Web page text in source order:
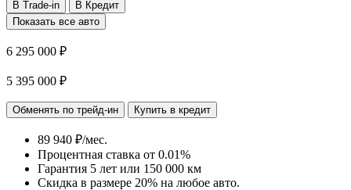
В Trade-in
В Кредит
Показать все авто
6 295 000 ₽
5 395 000 ₽
Обменять по трейд-ин Купить в кредит
89 940 ₽/мес.
Процентная ставка от 0.01%
Гарантия 5 лет или 150 000 км
Скидка в размере 20% на любое авто.